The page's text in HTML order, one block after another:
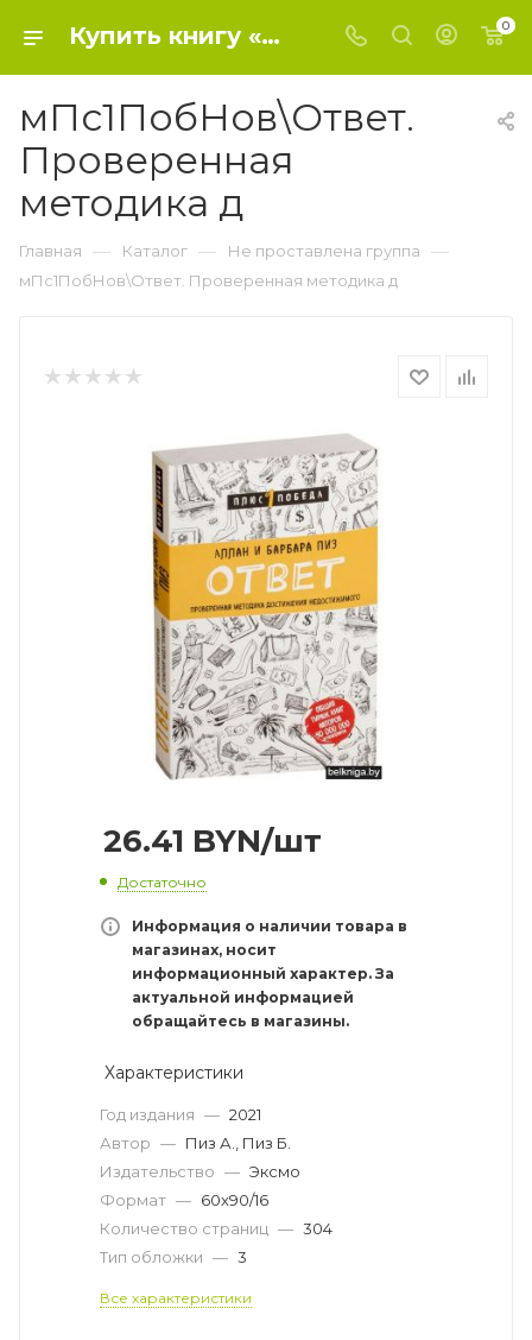
Купить книгу «мПс1ПобНов\Ответ. Проверенная методика д» 2021, Пиз А., Пиз Б. - Не проставлена группа 0
мПс1ПобНов\Ответ.
Проверенная
методика д
Главная — Каталог — Не проставлена группа —
мПс1ПобНов\Ответ. Проверенная методика д
26.41 BYN/шт
Достаточно
Информация о наличии товара в
магазинах, носит
информационный характер. За
актуальной информацией
обращайтесь в магазины.
Характеристики
Год издания — 2021
Автор — Пиз А., Пиз Б.
Издательство — Эксмо
Формат — 60x90/16
Количество страниц — 304
Тип обложки — 3
Все характеристики